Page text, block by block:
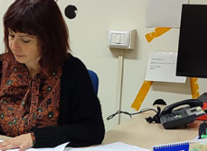
E PUNTO INSIEME